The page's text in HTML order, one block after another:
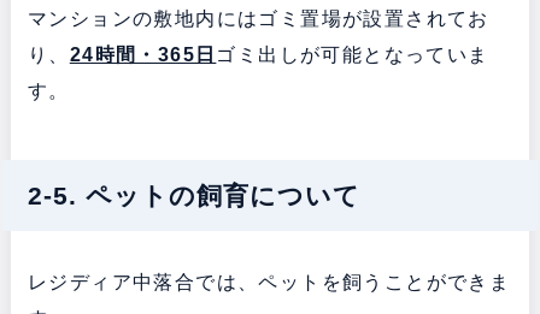
マンションの敷地内にはゴミ置場が設置されてお
り、 24時間・365日 ゴミ出しが可能となっていま
す。
2-5. ペットの飼育について
レジディア中落合では、ペットを飼うことができま